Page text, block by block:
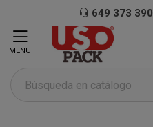
649 373 390
MENU